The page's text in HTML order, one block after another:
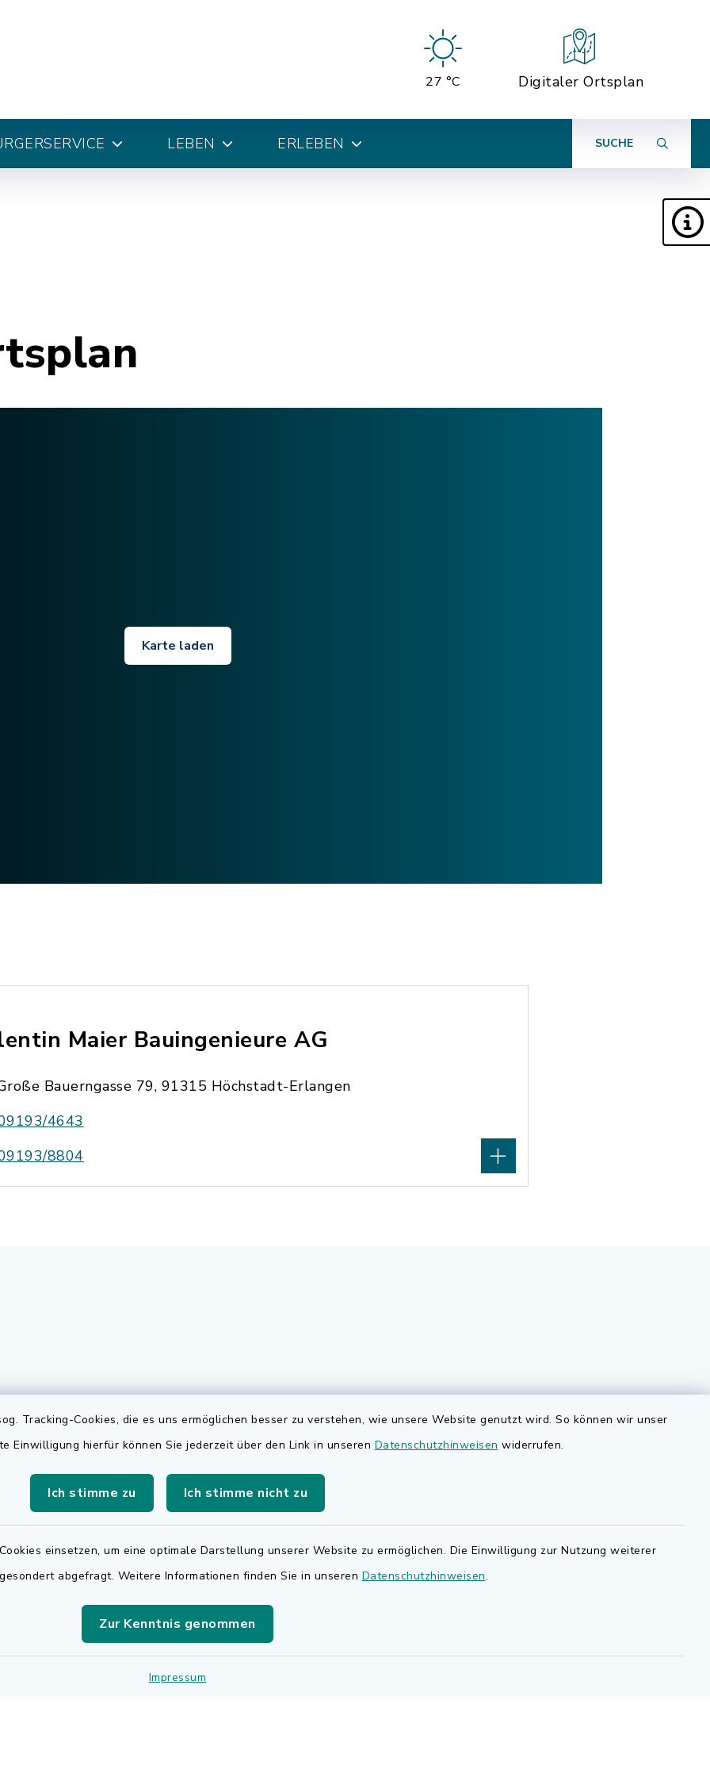
Tracking-Cookies, die es uns ermöglichen besser zu verstehen, wie unsere Website genutzt wird. So können wir unser
Einwilligung hierfür können Sie jederzeit über den Link in unseren Datenschutzhinweisen widerrufen.
Ich stimme zu Ich stimme nicht zu
einsetzen, um eine optimale Darstellung unserer Website zu ermöglichen. Die Einwilligung zur Nutzung weiterer
abgefragt. Weitere Informationen finden Sie in unseren Datenschutzhinweisen.
Zur Kenntnis genommen
Impressum
27 °C Digitaler Ortsplan
LEBEN ERLEBEN SUCHE
Karte laden
Maier Bauingenieure AG
Bauerngasse 79, 91315 Höchstadt-Erlangen
4643
8804
Uhr
Notfalldienst
Öffnungszeiten:
Elektronischer
Rechnungsversand
Für den elektronischen
Rechnungsversand wenden Sie
sich bitte an
rechnungen@adelsdorf.de.
Quicklinks
Bauen in Adelsdorf
Bürgerserviceportal
Landkreis Erlangen-Höchstadt